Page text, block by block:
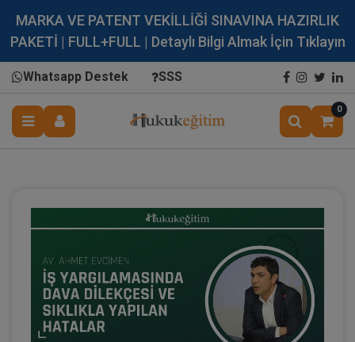
MARKA VE PATENT VEKİLLİĞİ SINAVINA HAZIRLIK
PAKETİ | FULL+FULL | Detaylı Bilgi Almak İçin Tıklayın
Whatsapp Destek SSS
0